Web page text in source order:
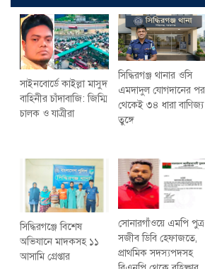
সাইনবোর্ডে কাইল্লা মাসুদ
বাহিনীর চাঁদাবাজি: জিম্মি
চালক ও যাত্রীরা
সিদ্ধিরগঞ্জ থানার ওসি
এমদাদুল যোগদানের পর
থেকেই ৩৪ ধারা বাণিজ্য
তুঙ্গে
সিদ্ধিরগঞ্জে বিশেষ
অভিযানে মাদকসহ ১১
আসামি গ্রেপ্তার
সোনারগাঁওয়ে এমপি পুত্র
সজীব ডিবি হেফাজতে,
প্রাথমিক সদস্যপদসহ